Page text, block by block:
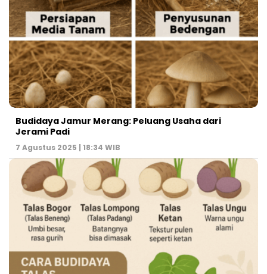
Budidaya Jamur Merang: Peluang Usaha dari
Jerami Padi
7 Agustus 2025 | 18:34 WIB